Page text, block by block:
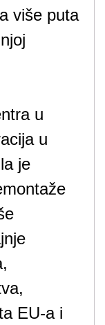
više puta
u
u
je
EU-a i